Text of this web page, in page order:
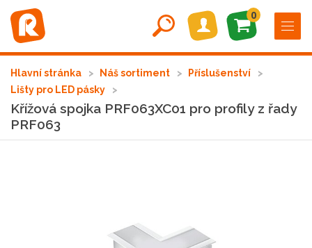
0
Hlavní stránka Náš sortiment
Příslušenství
Lišty pro LED pásky
Křížová spojka PRF063XC01 pro profily z řady
PRF063